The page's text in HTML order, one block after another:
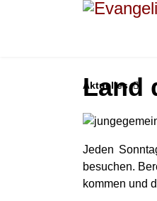
Aktuelles
Land
Jeden
besuchen.
kommen und